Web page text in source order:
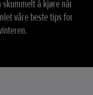
å kjøre når
våre beste tips for